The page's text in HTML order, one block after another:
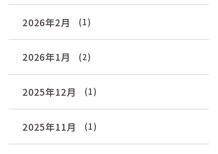
2026年2月 (1)
2026年1月 (2)
2025年12月 (1)
2025年11月 (1)